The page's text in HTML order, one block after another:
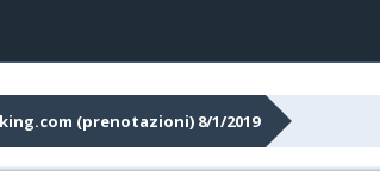
(prenotazioni) 8/1/2019